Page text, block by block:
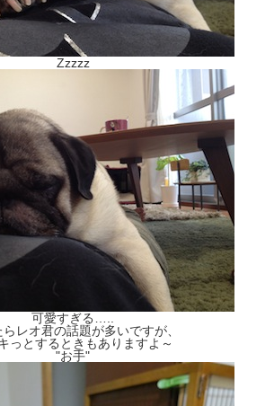
Zzzzz
可愛すぎる…..
らレオ君の話題が多いですが、
っとするときもありますよ～
"お手"